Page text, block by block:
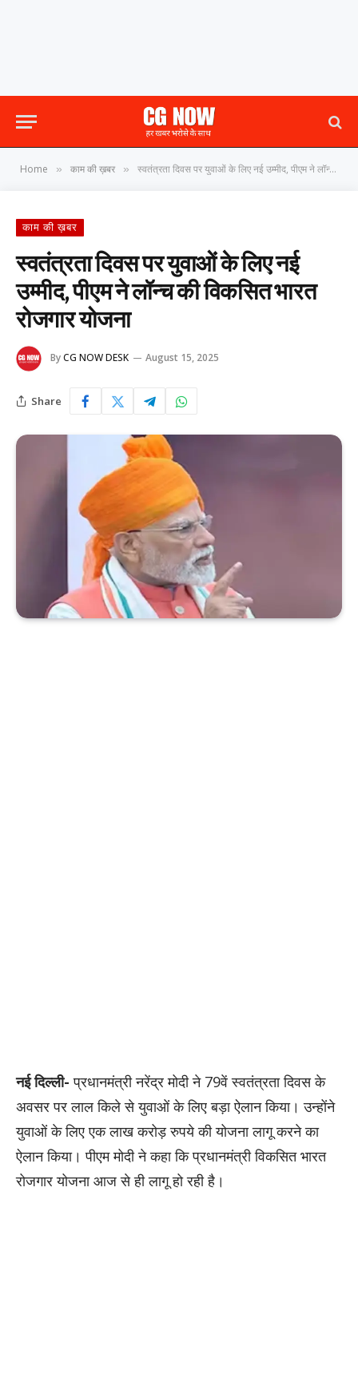
Home » काम की ख़बर » स्वतंत्रता दिवस पर युवाओं के लिए नई उम्मीद, पीएम ने लॉन्च की विकसित भारत रोजगार योजना
काम की ख़बर
स्वतंत्रता दिवस पर युवाओं के लिए नई
उम्मीद, पीएम ने लॉन्च की विकसित भारत
रोजगार योजना
ByCG NOW DESK August 15, 2025
Share
नई दिल्ली-प्रधानमंत्री नरेंद्र मोदी ने 79वें स्वतंत्रता दिवस के
अवसर पर लाल किले से युवाओं के लिए बड़ा ऐलान किया। उन्होंने
युवाओं के लिए एक लाख करोड़ रुपये की योजना लागू करने का
ऐलान किया। पीएम मोदी ने कहा कि प्रधानमंत्री विकसित भारत
रोजगार योजना आज से ही लागू हो रही है।